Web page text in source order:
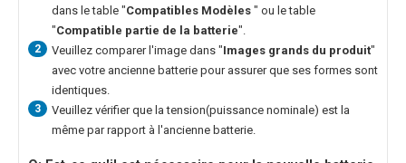
dans le table "Compatibles Modèles " ou le table
"Compatible partie de la batterie".
2 Veuillez comparer l'image dans "Images grands du produit"
avec votre ancienne batterie pour assurer que ses formes sont
identiques.
3
Veuillez vérifier que la tension(puissance nominale) est la
même par rapport à l'ancienne batterie.